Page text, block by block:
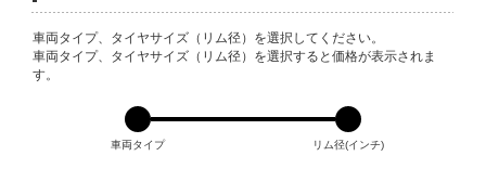
VARIATIONS
車両タイプ、タイヤサイズ（リム径）を選択してください。
車両タイプ、タイヤサイズ（リム径）を選択すると価格が表示されま
す。
車両タイプ リム径(インチ)